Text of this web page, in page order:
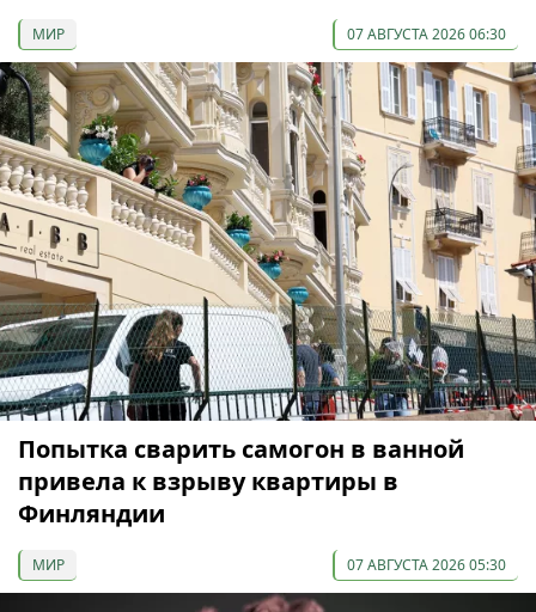
МИР 07 АВГУСТА 2026 06:30
Попытка сварить самогон в ванной
привела к взрыву квартиры в
Финляндии
МИР 07 АВГУСТА 2026 05:30